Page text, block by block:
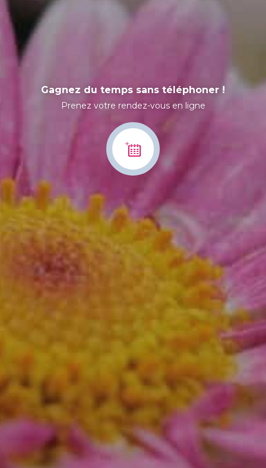
Gagnez du temps sans téléphoner !
Prenez votre rendez-vous en ligne